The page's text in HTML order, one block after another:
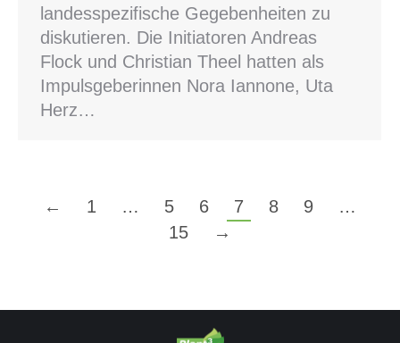
landesspezifische Gegebenheiten zu
diskutieren. Die Initiatoren Andreas
Flock und Christian Theel hatten als
Impulsgeberinnen Nora Iannone, Uta
Herz…
← 1 … 5 6 7 8 9
…
15
→